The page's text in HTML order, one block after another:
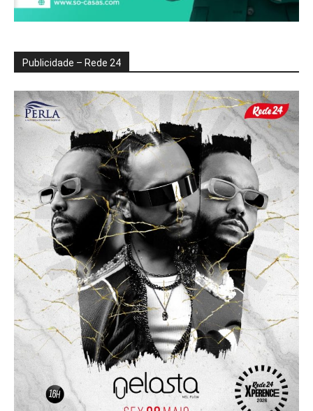
Publicidade – Rede 24